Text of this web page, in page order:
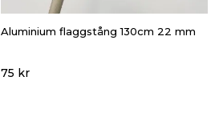
Aluminium flaggstång 130cm 22 mm
75 kr